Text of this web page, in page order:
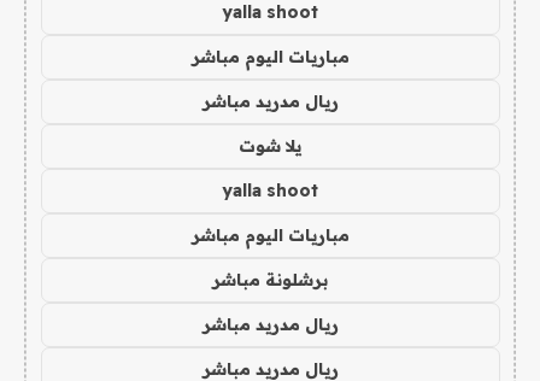
yalla shoot
مباريات اليوم مباشر
ريال مدريد مباشر
يلا شوت
yalla shoot
مباريات اليوم مباشر
برشلونة مباشر
ريال مدريد مباشر
ريال مدريد مباشر